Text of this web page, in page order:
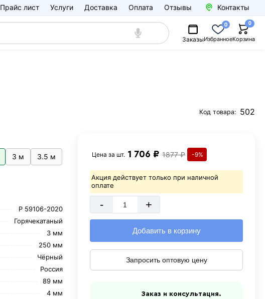
Прайс лист Услуги Доставка Оплата Отзывы Контакты
ЗаказыИзбранное
0
Корзина
0
Код товара: 502
3 м
3.5 м
Р 59106-2020
Горячекатаный
3 мм
250 мм
Чёрный
Россия
89 мм
4 мм
Цена за шт. 1 706 ₽ 1877 ₽ -9%
Акция действует только при наличной
оплате
- +
Добавить в корзину
Запросить оптовую цену
Заказ и консультация.